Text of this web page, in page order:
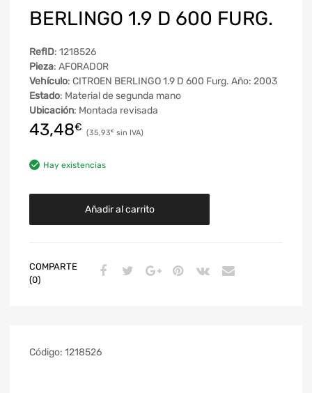
BERLINGO 1.9 D 600 FURG.
RefID: 1218526
Pieza: AFORADOR
Vehículo: CITROEN BERLINGO 1.9 D 600 Furg. Año: 2003
Estado: Material de segunda mano
Ubicación: Montada revisada
43,48€ 35,93€
Hay existencias
Añadir al carrito
COMPARTE
(0)
Código: 1218526